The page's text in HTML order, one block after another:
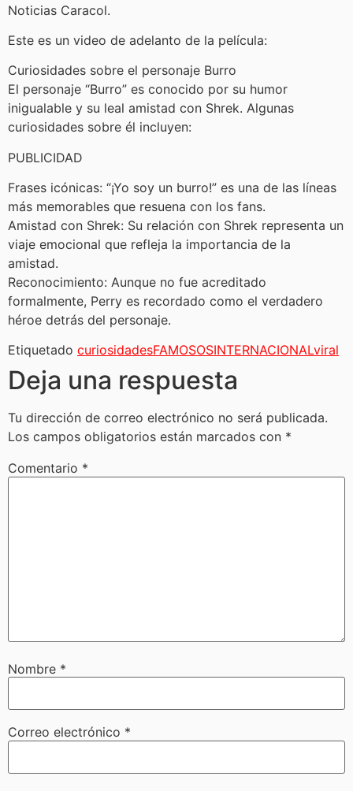
Noticias Caracol.
Este es un video de adelanto de la película:
Curiosidades sobre el personaje Burro
El personaje “Burro” es conocido por su humor
inigualable y su leal amistad con Shrek. Algunas
curiosidades sobre él incluyen:
PUBLICIDAD
Frases icónicas: “¡Yo soy un burro!” es una de las líneas
más memorables que resuena con los fans.
Amistad con Shrek: Su relación con Shrek representa un
viaje emocional que refleja la importancia de la
amistad.
Reconocimiento: Aunque no fue acreditado
formalmente, Perry es recordado como el verdadero
héroe detrás del personaje.
Etiquetado curiosidadesFAMOSOSINTERNACIONALviral
Deja una respuesta
Tu dirección de correo electrónico no será publicada.
Los campos obligatorios están marcados con *
Comentario *
Nombre *
Correo electrónico *